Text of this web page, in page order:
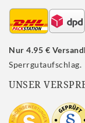
Nur 4.95 €
Sperrgutaufschlag.
UNSER